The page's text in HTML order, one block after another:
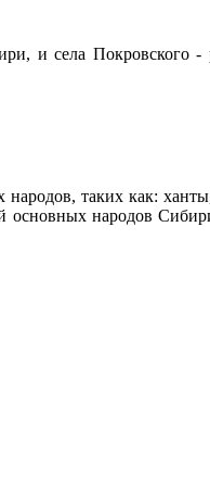
и села Покровского
таких как:
народов